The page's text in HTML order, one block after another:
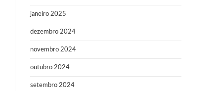
janeiro 2025
dezembro 2024
novembro 2024
outubro 2024
setembro 2024